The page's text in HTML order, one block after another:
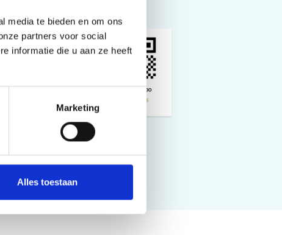
media te bieden en om ons
partners voor social
informatie die u aan ze heeft
Marketing
Alles toestaan